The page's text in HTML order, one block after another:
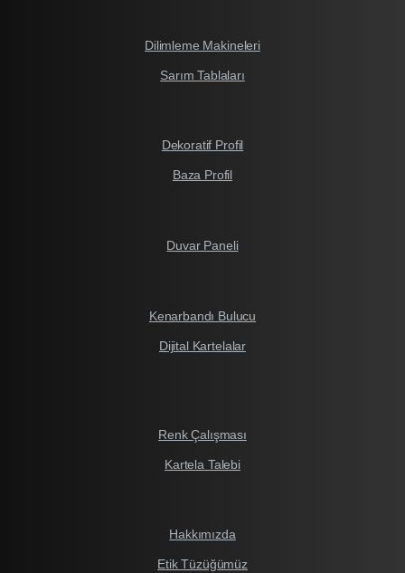
Dilimleme Makineleri
Sarım Tablaları
Dekoratif Profil
Baza Profil
Duvar Paneli
Kenarbandı Bulucu
Dijital Kartelalar
Renk Çalışması
Kartela Talebi
Hakkımızda
Etik Tüzüğümüz